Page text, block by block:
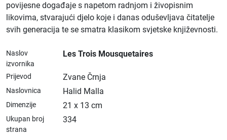
povijesne događaje s napetom radnjom i živopisnim
likovima, stvarajući djelo koje i danas oduševljava čitatelje
svih generacija te se smatra klasikom svjetske književnosti.
Naslov
izvornika
Les Trois Mousquetaires
Prijevod Zvane Črnja
Naslovnica Halid Malla
Dimenzije 21 x 13 cm
Ukupan broj
strana
334